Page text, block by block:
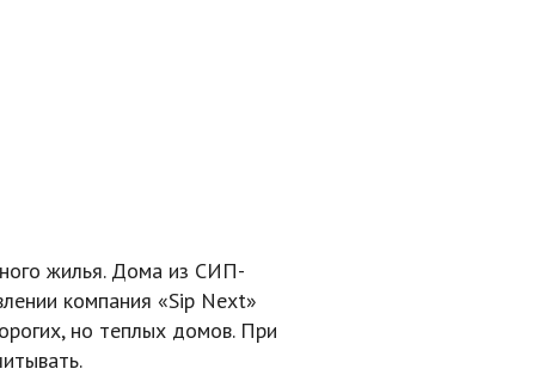
жилья. Дома из СИП-
компания «Sip Next»
но теплых домов. При